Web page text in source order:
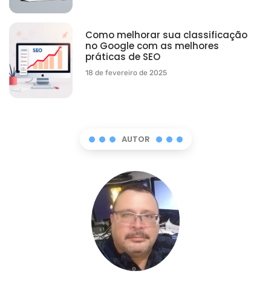
Como melhorar sua classificação
no Google com as melhores
práticas de SEO
18 de fevereiro de 2025
AUTOR